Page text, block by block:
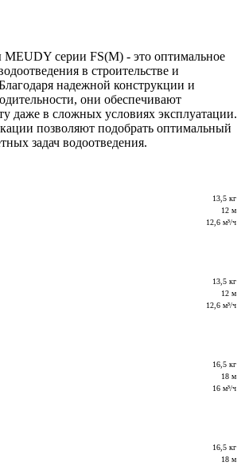
серии FS(M) - это оптимальное
в строительстве и
надежной конструкции и
они обеспечивают
даже в сложных условиях эксплуатации.
позволяют подобрать оптимальный
задач водоотведения.
13,5 кг
12 м
12,6 м³/ч
13,5 кг
12 м
12,6 м³/ч
16,5 кг
18 м
16 м³/ч
16,5 кг
18 м